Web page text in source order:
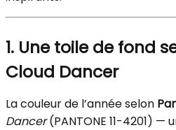
1. Une toile de fond
Cloud Dancer
La couleur de l’année selon
Dancer(PANTONE 11-4201) —